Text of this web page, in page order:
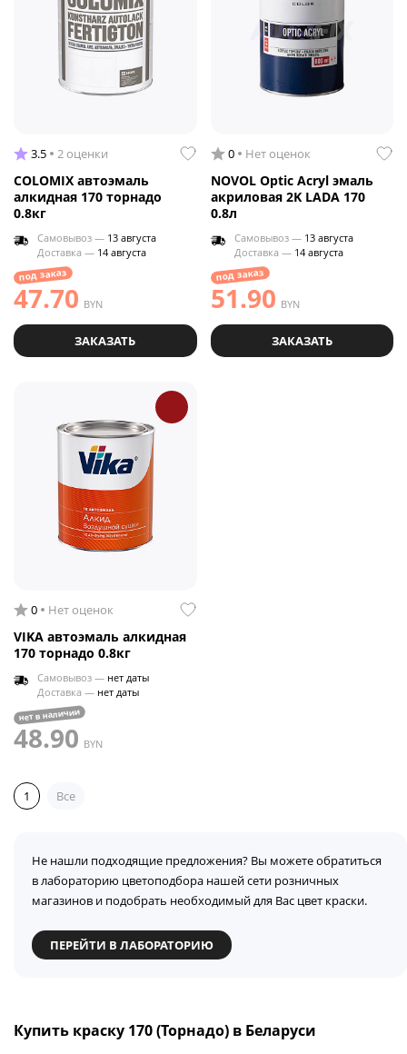
3.5 2 оценки
COLOMIX автоэмаль
алкидная 170 торнадо
0.8кг
Самовывоз — 13 августа
Доставка — 14 августа
под заказ
47.70 BYN
ЗАКАЗАТЬ
0 Нет оценок
NOVOL Optic Acryl эмаль
акриловая 2K LADA 170
0.8л
Самовывоз — 13 августа
Доставка — 14 августа
под заказ
51.90 BYN
ЗАКАЗАТЬ
0 Нет оценок
VIKA автоэмаль алкидная
170 торнадо 0.8кг
Самовывоз — нет даты
Доставка — нет даты
нет в наличии
48.90 BYN
1 Все
Не нашли подходящие предложения? Вы можете обратиться
в лабораторию цветоподбора нашей сети розничных
магазинов и подобрать необходимый для Вас цвет краски.
ПЕРЕЙТИ В ЛАБОРАТОРИЮ
Купить краску 170 (Торнадо) в Беларуси